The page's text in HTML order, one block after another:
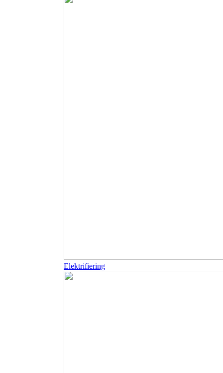
Elektrifiering